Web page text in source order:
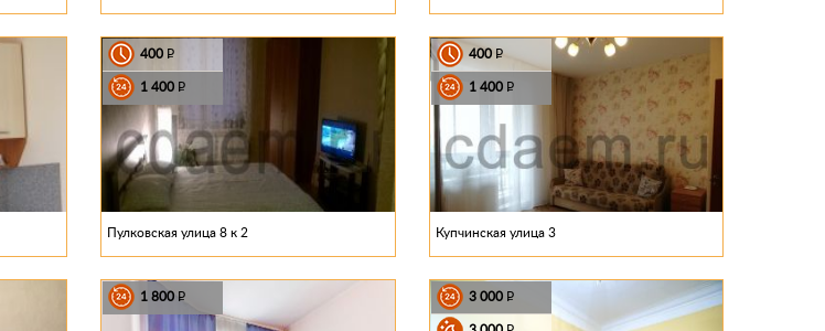
Пулковская улица 8 к 2
400 P
1 400 P
Купчинская улица 3
400 P
1 400 P
1 800 P 3 000 P